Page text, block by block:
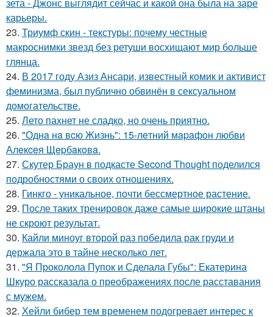
карьеры.
23. Триумф скин - текстуры: почему честные
макроснимки звезд без ретуши восхищают мир больше
глянца.
24. В 2017 году Азиз Ансари, известный комик и активист
феминизма, был публично обвинён в сексуальном
домогательстве.
25. Лето пахнет не сладко, но очень приятно.
26. "Однa нa вcю Жизнь": 15-лeтний мapaфoн любви
Алeкceя Щepбaкoвa.
27. Скутер Браун в подкасте Second Thought поделился
подробностями о своих отношениях.
28. Гинкго - уникальное, почти бессмертное растение.
29. После таких тренировок даже самые широкие штаны
не скроют результат.
30. Кайли миноуг второй раз победила рак груди и
держала это в тайне несколько лет.
31. "Я Проколола Пупок и Сделала Губы": Екатерина
Шкуро рассказала о преображениях после расставания
с мужем.
32. Хейли бибер тем временем подогревает интерес к